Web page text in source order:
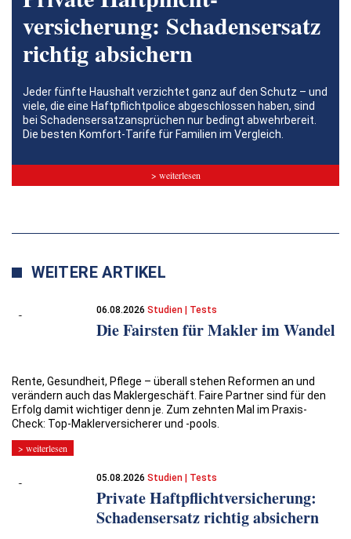
versicherung: Schadensersatz
richtig absichern
Jeder fünfte Haushalt verzichtet ganz auf den Schutz – und
viele, die eine Haftpflichtpolice abgeschlossen haben, sind
bei Schadensersatzansprüchen nur bedingt abwehrbereit.
Die besten Komfort-Tarife für Familien im Vergleich.
> weiterlesen
WEITERE ARTIKEL
06.08.2026Studien | Tests
Die Fairsten für Makler im Wandel
Rente, Gesundheit, Pflege – überall stehen Reformen an und
verändern auch das Maklergeschäft. Faire Partner sind für den
Erfolg damit wichtiger denn je. Zum zehnten Mal im Praxis-
Check: Top-Maklerversicherer und -pools.
> weiterlesen
05.08.2026Studien | Tests
Private Haftpflicht­versicherung:
Schadensersatz richtig absichern